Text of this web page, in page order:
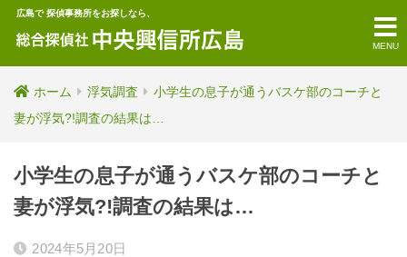
MENU
広島で 探偵事務所をお探しなら、
ホーム 浮気調査
小学生の息子が通うバスケ部のコーチと
妻が浮気?!調査の結果は…
小学生の息子が通うバスケ部のコーチと
妻が浮気?!調査の結果は…
2024年5月20日